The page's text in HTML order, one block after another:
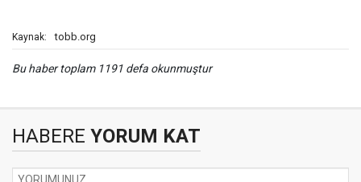
Kaynak: tobb.org
Bu haber toplam 1191 defa okunmuştur
HABERE YORUM KAT